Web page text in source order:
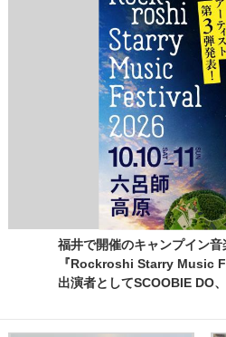
福井で開催のキャンプイン音
『Rockroshi Starry Music
出演者としてSCOOBIE DO